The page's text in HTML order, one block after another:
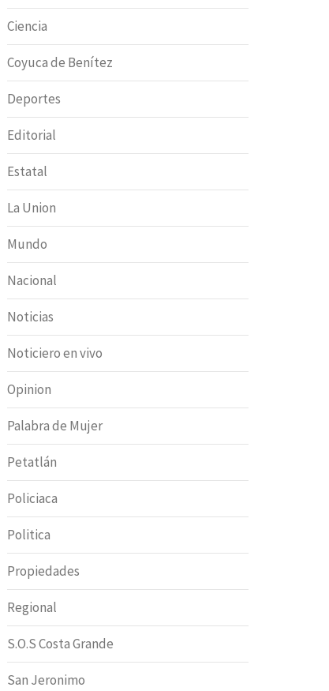
Ciencia
Coyuca de Benítez
Deportes
Editorial
Estatal
La Union
Mundo
Nacional
Noticias
Noticiero en vivo
Opinion
Palabra de Mujer
Petatlán
Policiaca
Politica
Propiedades
Regional
S.O.S Costa Grande
San Jeronimo